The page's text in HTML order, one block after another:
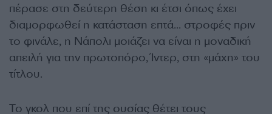
πέρασε στη δεύτερη θέση κι έτσι όπως έχει
διαμορφωθεί η κατάσταση επτά… στροφές πριν
το φινάλε, η Νάπολι μοιάζει να είναι η μοναδική
απειλή για την πρωτοπόρο, Ίντερ, στη «μάχη» του
τίτλου.
Το γκολ που επί της ουσίας θέτει τους